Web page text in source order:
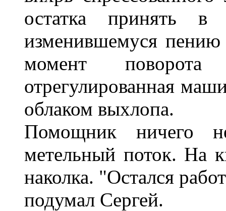
остатка принять
изменившемуся пению
момент
отрегулированная
облаком выхлопа.
Помощник ничего
метельный поток. На
наколка. "Остался
подумал Сергей.